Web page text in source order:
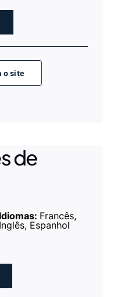
o site
de
Idiomas: Francês,
Inglês, Espanhol